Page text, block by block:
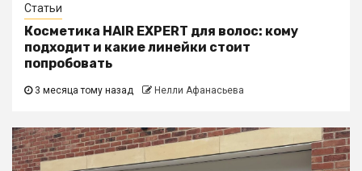
Статьи
Косметика HAIR EXPERT для волос: кому
подходит и какие линейки стоит
попробовать
3 месяца тому назад Нелли Афанасьева